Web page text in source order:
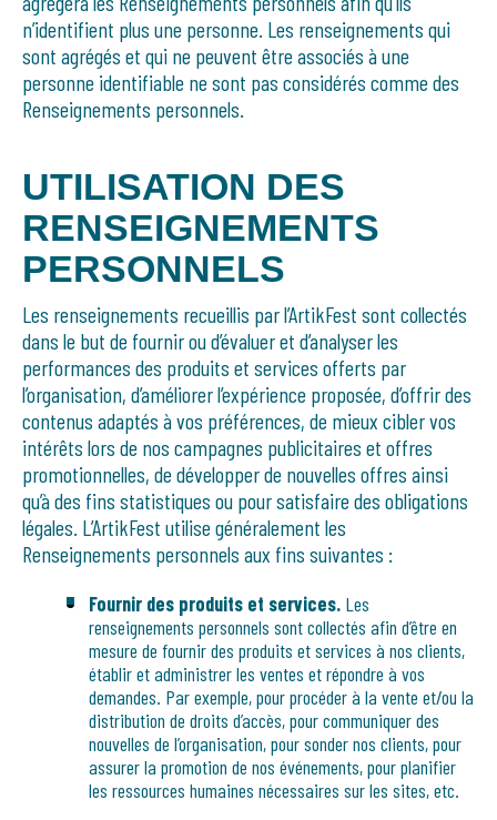
n’identifient plus une personne. Les renseignements qui
sont agrégés et qui ne peuvent être associés à une
personne identifiable ne sont pas considérés comme des
Renseignements personnels.
UTILISATION DES
RENSEIGNEMENTS
PERSONNELS
Les renseignements recueillis par l’ArtikFest sont collectés
dans le but de fournir ou d’évaluer et d’analyser les
performances des produits et services offerts par
l’organisation, d’améliorer l’expérience proposée, d’offrir des
contenus adaptés à vos préférences, de mieux cibler vos
intérêts lors de nos campagnes publicitaires et offres
promotionnelles, de développer de nouvelles offres ainsi
qu’à des fins statistiques ou pour satisfaire des obligations
légales. L’ArtikFest utilise généralement les
Renseignements personnels aux fins suivantes :
Fournir des produits et services. Les
renseignements personnels sont collectés afin d’être en
mesure de fournir des produits et services à nos clients,
établir et administrer les ventes et répondre à vos
demandes. Par exemple, pour procéder à la vente et/ou la
distribution de droits d’accès, pour communiquer des
nouvelles de l’organisation, pour sonder nos clients, pour
assurer la promotion de nos événements, pour planifier
les ressources humaines nécessaires sur les sites, etc.